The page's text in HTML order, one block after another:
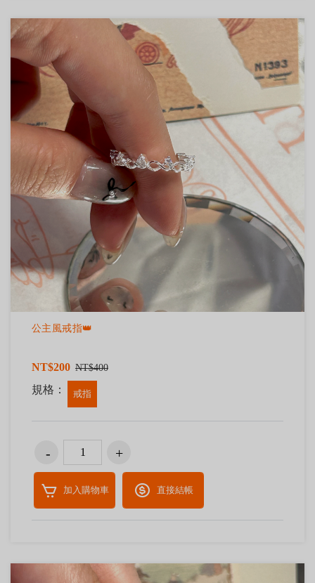
公主風戒指👑
NT$200 NT$400
規格： 戒指
加入購物車 直接結帳